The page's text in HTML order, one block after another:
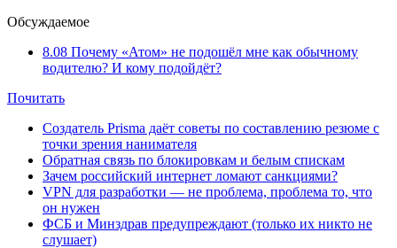
Обсуждаемое
8.08 Почему «Атом» не подошёл мне как обычному
водителю? И кому подойдёт?
Почитать
Создатель Prisma даёт советы по составлению резюме с
точки зрения нанимателя
Обратная связь по блокировкам и белым спискам
Зачем российский интернет ломают санкциями?
VPN для разработки — не проблема, проблема то, что
он нужен
ФСБ и Минздрав предупреждают (только их никто не
слушает)